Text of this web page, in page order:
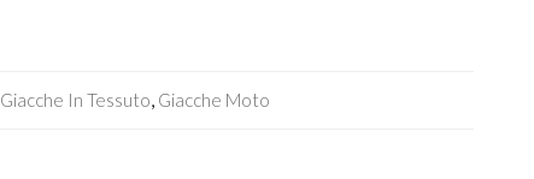
Giacche In Tessuto Giacche Moto